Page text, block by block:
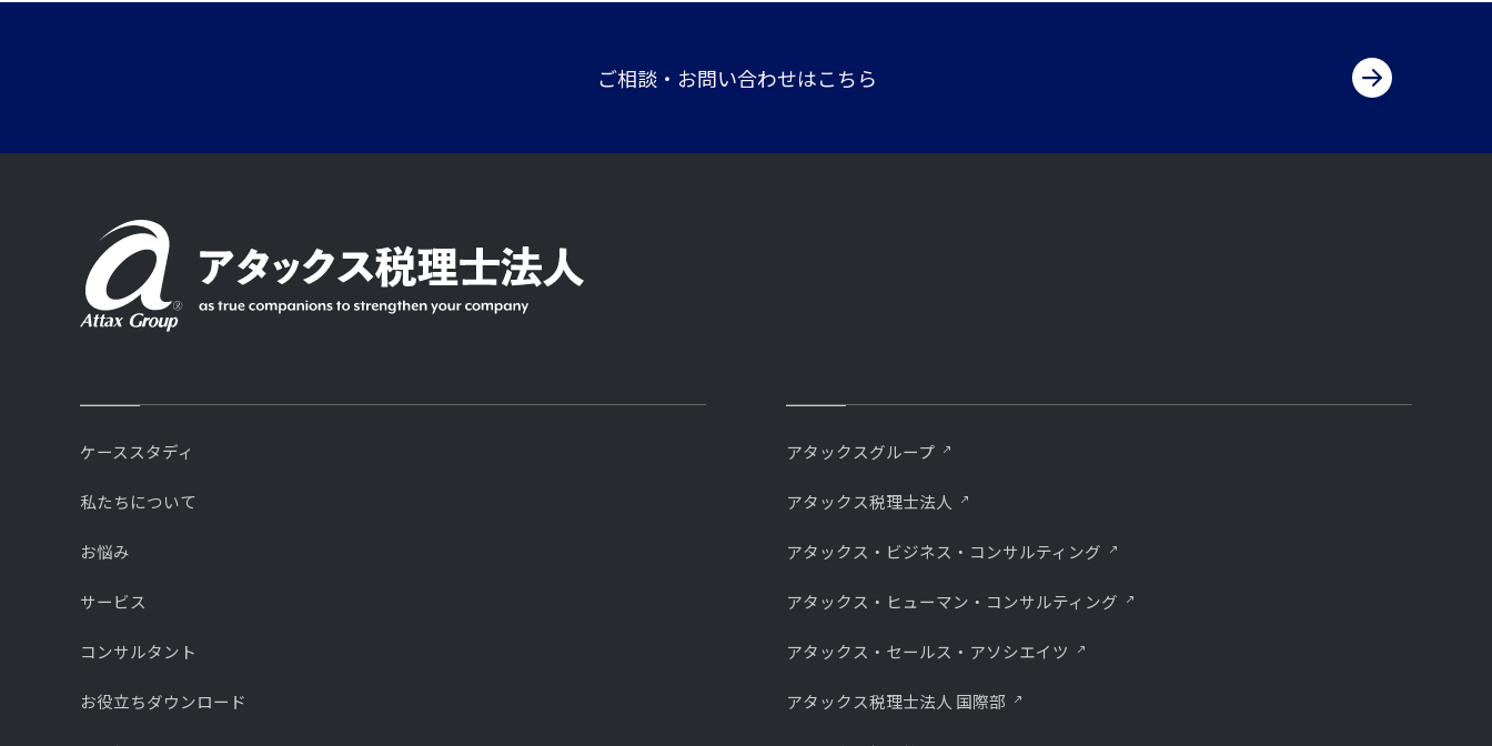
ご相談・お問い合わせはこちら
ケーススタディ
私たちについて
お悩み
サービス
コンサルタント
お役立ちダウンロード
アタックスグループ
アタックス税理士法人
アタックス・ビジネス・コンサルティング
アタックス・ヒューマン・コンサルティング
アタックス・セールス・アソシエイツ
アタックス税理士法人 国際部